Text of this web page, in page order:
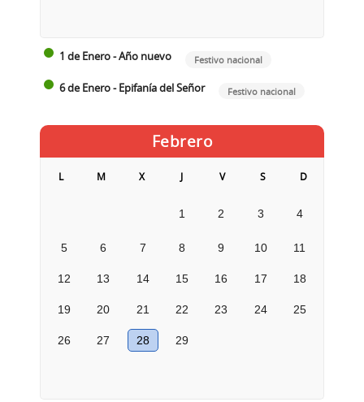
1 de Enero - Año nuevo Festivo nacional
6 de Enero - Epifanía del Señor Festivo nacional
Febrero
L M X J V S D
1 2 3 4
5 6 7 8 9 10 11
12 13 14 15 16 17 18
19 20 21 22 23 24 25
26 27 28 29